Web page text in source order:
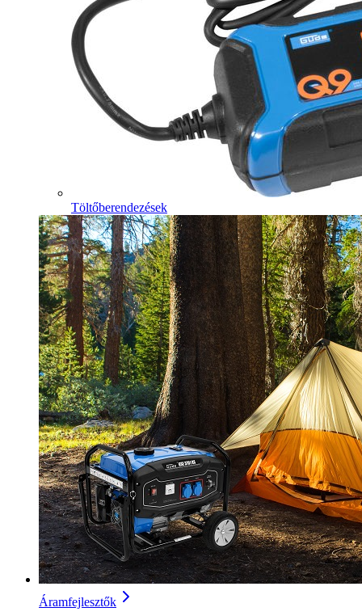
Töltőberendezések
Áramfejlesztők